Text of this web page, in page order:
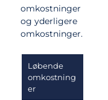
omkostninger
og yderligere
omkostninger.
Løbende
omkostning
er